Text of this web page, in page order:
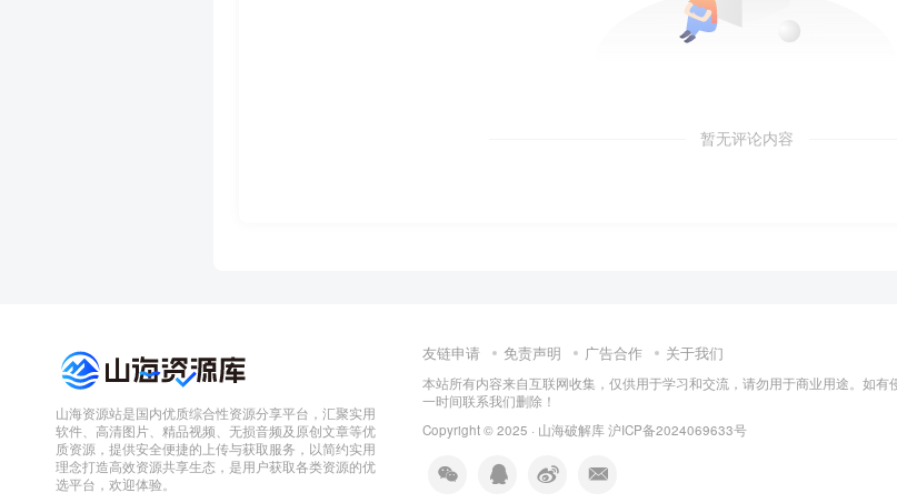
暂无评论内容
山海资源站是国内优质综合性资源分享平台，汇聚实用
软件、高清图片、精品视频、无损音频及原创文章等优
质资源，提供安全便捷的上传与获取服务，以简约实用
理念打造高效资源共享生态，是用户获取各类资源的优
选平台，欢迎体验。
友链申请 免责声明 广告合作 关于我们
本站所有内容来自互联网收集，仅供用于学习和交流，请勿用于商业用途。如有
一时间联系我们删除！
Copyright © 2025 · 山海破解库沪ICP备2024069633号